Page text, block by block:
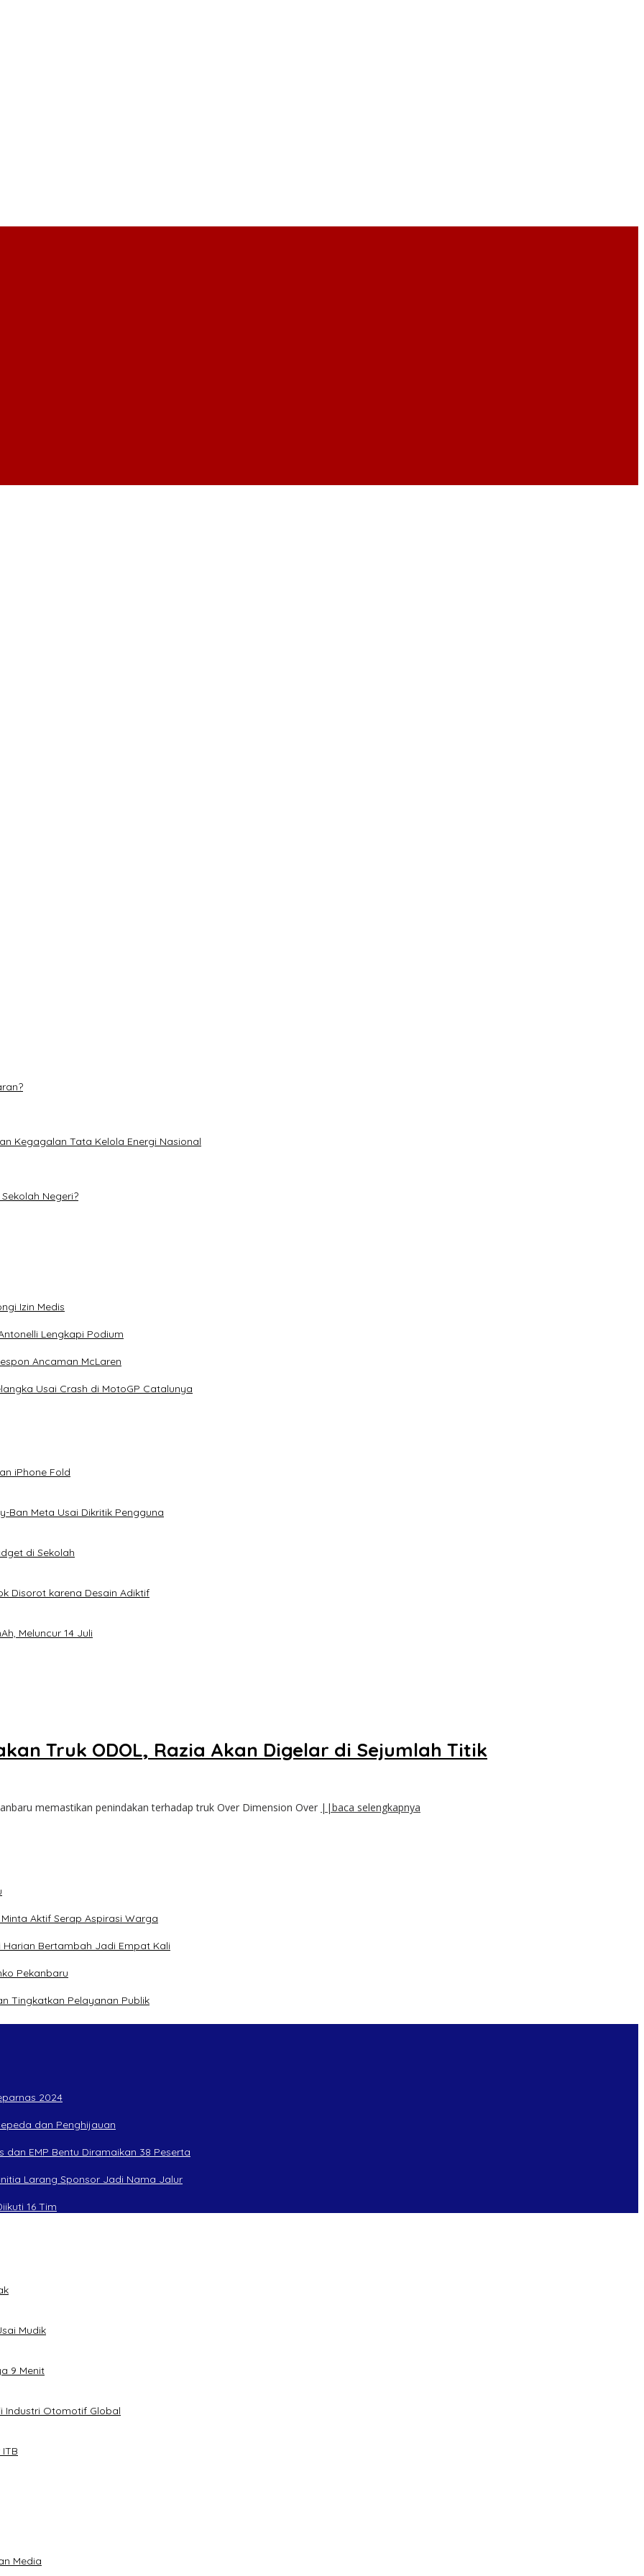
Kegagalan Tata Kelola Energi Nasional
Negeri?
Izin Medis
Lengkapi Podium
Ancaman McLaren
Usai Crash di MotoGP Catalunya
iPhone Fold
Ban Meta Usai Dikritik Pengguna
di Sekolah
Disorot karena Desain Adiktif
Meluncur 14 Juli
Truk ODOL, Razia Akan Digelar di Sejumlah Titik
memastikan penindakan terhadap truk Over Dimension Over ||baca selengkapnya
Aktif Serap Aspirasi Warga
Bertambah Jadi Empat Kali
Pekanbaru
Tingkatkan Pelayanan Publik
2024
dan Penghijauan
dan EMP Bentu Diramaikan 38 Peserta
Larang Sponsor Jadi Nama Jalur
16 Tim
Mudik
9 Menit
Industri Otomotif Global
Media